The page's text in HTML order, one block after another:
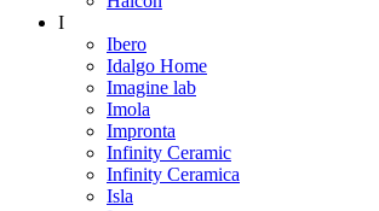
I
Ibero
Idalgo Home
Imagine lab
Imola
Impronta
Infinity Ceramic
Infinity Ceramica
Isla